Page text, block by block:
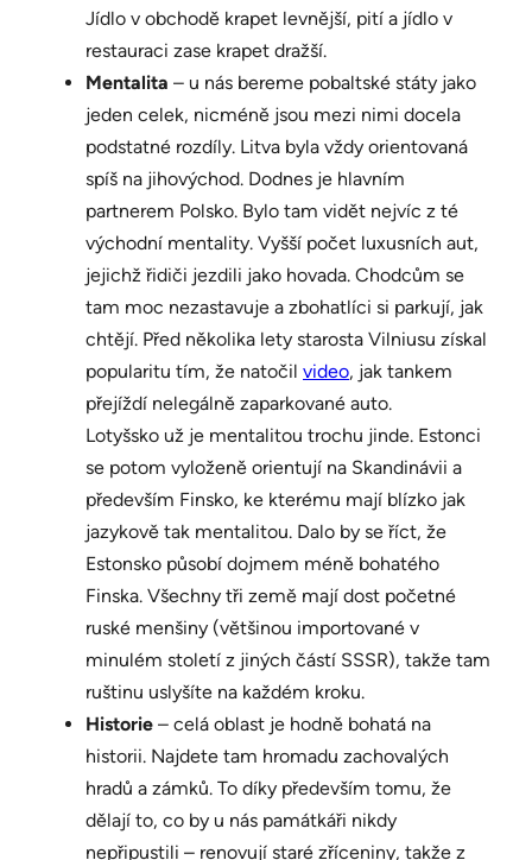
Jídlo v obchodě krapet levnější, pití a jídlo v
restauraci zase krapet dražší.
Mentalita – u nás bereme pobaltské státy jako
jeden celek, nicméně jsou mezi nimi docela
podstatné rozdíly. Litva byla vždy orientovaná
spíš na jihovýchod. Dodnes je hlavním
partnerem Polsko. Bylo tam vidět nejvíc z té
východní mentality. Vyšší počet luxusních aut,
jejichž řidiči jezdili jako hovada. Chodcům se
tam moc nezastavuje a zbohatlíci si parkují, jak
chtějí. Před několika lety starosta Vilniusu získal
popularitu tím, že natočil video, jak tankem
přejíždí nelegálně zaparkované auto.
Lotyšsko už je mentalitou trochu jinde. Estonci
se potom vyloženě orientují na Skandinávii a
především Finsko, ke kterému mají blízko jak
jazykově tak mentalitou. Dalo by se říct, že
Estonsko působí dojmem méně bohatého
Finska. Všechny tři země mají dost početné
ruské menšiny (většinou importované v
minulém století z jiných částí SSSR), takže tam
ruštinu uslyšíte na každém kroku.
Historie – celá oblast je hodně bohatá na
historii. Najdete tam hromadu zachovalých
hradů a zámků. To díky především tomu, že
dělají to, co by u nás památkáři nikdy
nepřipustili – renovují staré zříceniny, takže z